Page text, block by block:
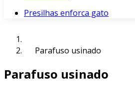
Presilhas enforca gato
Parafuso usinado
Parafuso usinado